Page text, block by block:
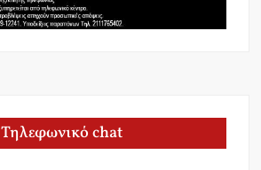
Τηλεφωνικό chat